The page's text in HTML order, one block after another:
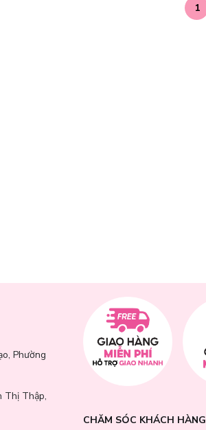
1
Phường
Thị Thập,
CHĂM SÓC KHÁCH HÀNG